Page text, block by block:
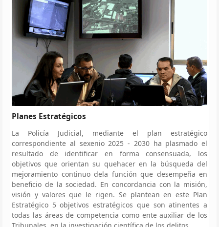
Planes Estratégicos
La Policía Judicial, mediante el plan estratégico
correspondiente al sexenio 2025 - 2030 ha plasmado el
resultado de identificar en forma consensuada, los
objetivos que orientan su quehacer en la búsqueda del
mejoramiento continuo dela función que desempeña en
beneficio de la sociedad. En concordancia con la misión,
visión y valores que le rigen. Se plantean en este Plan
Estratégico 5 objetivos estratégicos que son atinentes a
todas las áreas de competencia como ente auxiliar de los